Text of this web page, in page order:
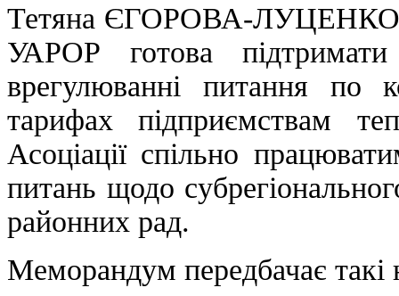
Тетяна ЄГОРОВА-ЛУЦЕНКО
УАРОР готова
врегулюванні питання по
тарифах підприємствам
Асоціації спільно
питань щодо
районних рад.
Меморандум передбачає такі